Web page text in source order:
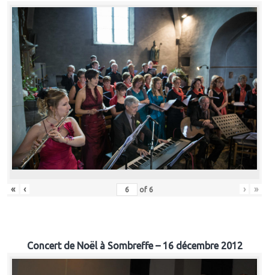
« ‹ of 6 › »
Concert de Noël à Sombreffe – 16 décembre 2012